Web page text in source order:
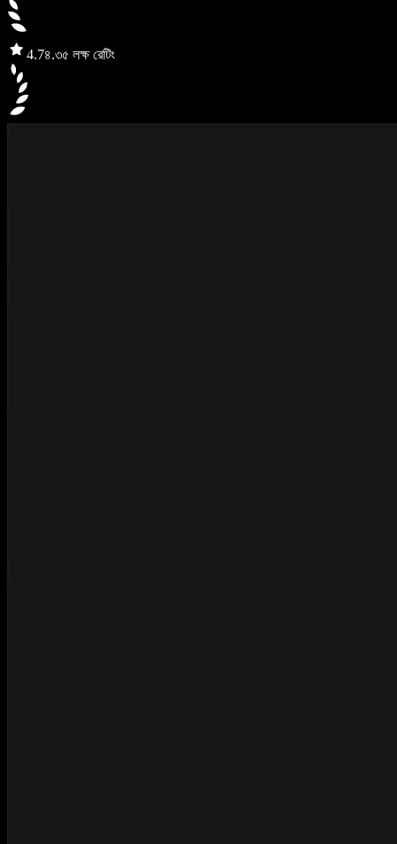
4.7৪.৩৫ লক্ষ রেটিং